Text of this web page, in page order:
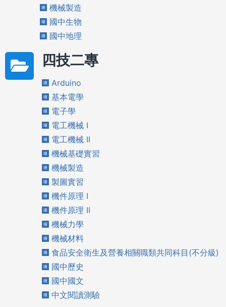
機械製造
國中生物
國中地理
四技二專
Arduino
基本電學
電子學
電工機械 I
電工機械 II
機械基礎實習
機械製造
製圖實習
機件原理 I
機件原理 II
機械力學
機械材料
食品安全衛生及營養相關職類共同科目(不分級)
國中歷史
國中國文
中文閱讀測驗